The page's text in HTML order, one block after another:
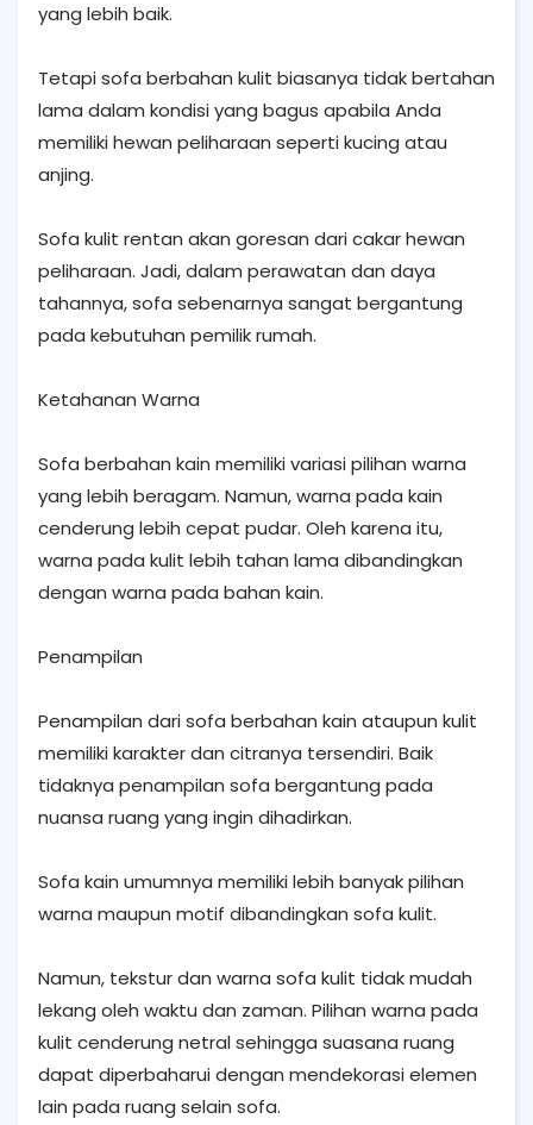
yang lebih baik.
Tetapi sofa berbahan kulit biasanya tidak bertahan
lama dalam kondisi yang bagus apabila Anda
memiliki hewan peliharaan seperti kucing atau
anjing.
Sofa kulit rentan akan goresan dari cakar hewan
peliharaan. Jadi, dalam perawatan dan daya
tahannya, sofa sebenarnya sangat bergantung
pada kebutuhan pemilik rumah.
Ketahanan Warna
Sofa berbahan kain memiliki variasi pilihan warna
yang lebih beragam. Namun, warna pada kain
cenderung lebih cepat pudar. Oleh karena itu,
warna pada kulit lebih tahan lama dibandingkan
dengan warna pada bahan kain.
Penampilan
Penampilan dari sofa berbahan kain ataupun kulit
memiliki karakter dan citranya tersendiri. Baik
tidaknya penampilan sofa bergantung pada
nuansa ruang yang ingin dihadirkan.
Sofa kain umumnya memiliki lebih banyak pilihan
warna maupun motif dibandingkan sofa kulit.
Namun, tekstur dan warna sofa kulit tidak mudah
lekang oleh waktu dan zaman. Pilihan warna pada
kulit cenderung netral sehingga suasana ruang
dapat diperbaharui dengan mendekorasi elemen
lain pada ruang selain sofa.